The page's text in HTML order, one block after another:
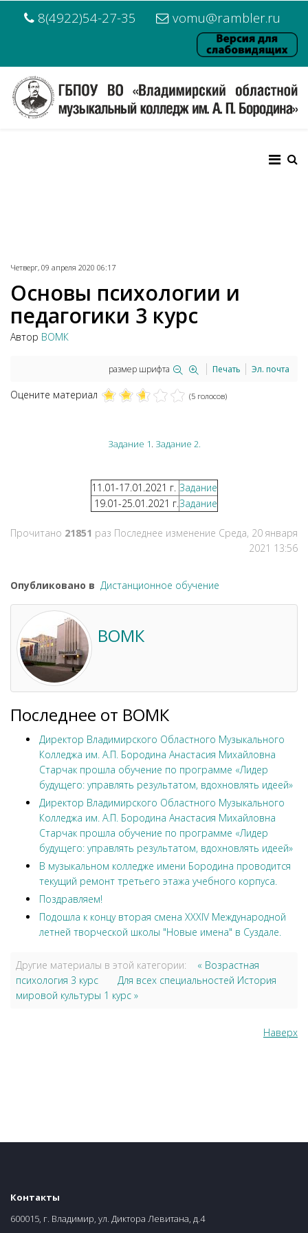
8(4922)54-27-35 vomu@rambler.ru
Четверг, 09 апреля 2020 06:17
Основы психологии и
педагогики 3 курс
Автор ВОМК
размер шрифта Печать Эл. почта
Оцените материал (5 голосов)
Задание 1. Задание 2.
11.01-17.01.2021 г. Задание
19.01-25.01.2021 г.Задание
Прочитано 21851 раз Последнее изменение Среда, 20 января
2021 13:56
Опубликовано в Дистанционное обучение
ВОМК
Последнее от ВОМК
Директор Владимирского Областного Музыкального
Колледжа им. А.П. Бородина Анастасия Михайловна
Старчак прошла обучение по программе «Лидер
будущего: управлять результатом, вдохновлять идеей»
Директор Владимирского Областного Музыкального
Колледжа им. А.П. Бородина Анастасия Михайловна
Старчак прошла обучение по программе «Лидер
будущего: управлять результатом, вдохновлять идеей»
В музыкальном колледже имени Бородина проводится
текущий ремонт третьего этажа учебного корпуса.
Поздравляем!
Подошла к концу вторая смена XXXIV Международной
летней творческой школы "Новые имена" в Суздале.
Другие материалы в этой категории:
« Возрастная
психология 3 курс
Для всех специальностей История
мировой культуры 1 курс »
Наверх
Контакты
600015, г. Владимир, ул. Диктора Левитана, д.4